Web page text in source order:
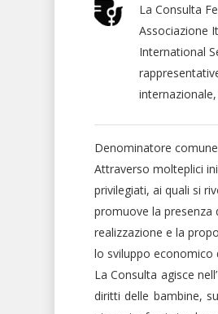
La Consulta
Associazione
International
Denominatore
Attraverso molteplici
privilegiati, ai quali si
promuove la presenza
realizzazione e la
lo sviluppo economico
La Consulta agisce
diritti delle bambine,